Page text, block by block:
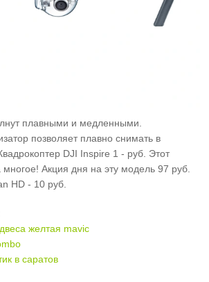
плавными и медленными.
позволяет плавно снимать в
DJI Inspire 1 - руб. Этот
Акция дня на эту модель 97 руб.
HD - 10 руб.
желтая mavic
в саратов